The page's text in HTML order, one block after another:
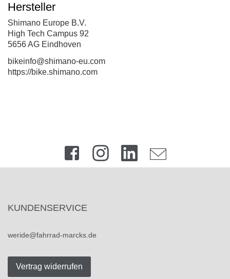
Hersteller
Shimano Europe B.V.
High Tech Campus 92
5656 AG Eindhoven
bikeinfo@shimano-eu.com
https://bike.shimano.com
KUNDENSERVICE
weride@fahrrad-marcks.de
Vertrag widerrufen